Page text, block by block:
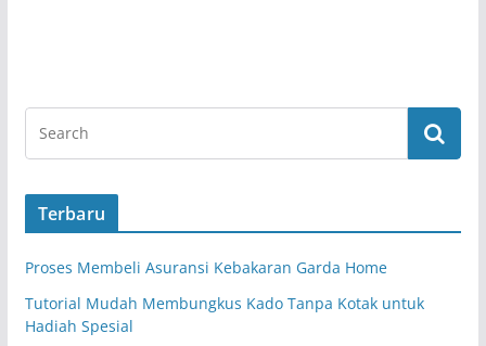
Terbaru
Proses Membeli Asuransi Kebakaran Garda Home
Tutorial Mudah Membungkus Kado Tanpa Kotak untuk
Hadiah Spesial